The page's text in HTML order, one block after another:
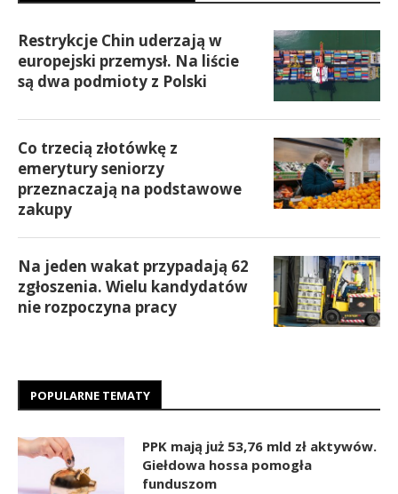
Restrykcje Chin uderzają w
europejski przemysł. Na liście
są dwa podmioty z Polski
Co trzecią złotówkę z
emerytury seniorzy
przeznaczają na podstawowe
zakupy
Na jeden wakat przypadają 62
zgłoszenia. Wielu kandydatów
nie rozpoczyna pracy
POPULARNE TEMATY
PPK mają już 53,76 mld zł aktywów.
Giełdowa hossa pomogła
funduszom